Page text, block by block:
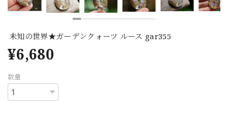
未知の世界★ガーデンクォーツ ルース gar355
¥6,680
数量